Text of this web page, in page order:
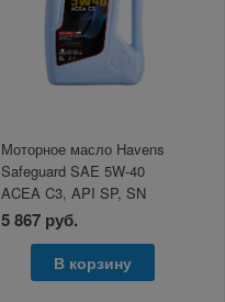
Моторное масло Havens
Safeguard SAE 5W-40
ACEA C3, API SP, SN
PLUS, SN/CF 5л
5 867 руб.
В корзину